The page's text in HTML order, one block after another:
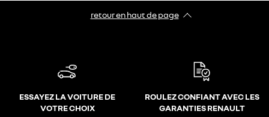
retour en haut de page​
ESSAYEZ LA VOITURE DE
VOTRE CHOIX
ROULEZ CONFIANT AVEC LES
GARANTIES RENAULT